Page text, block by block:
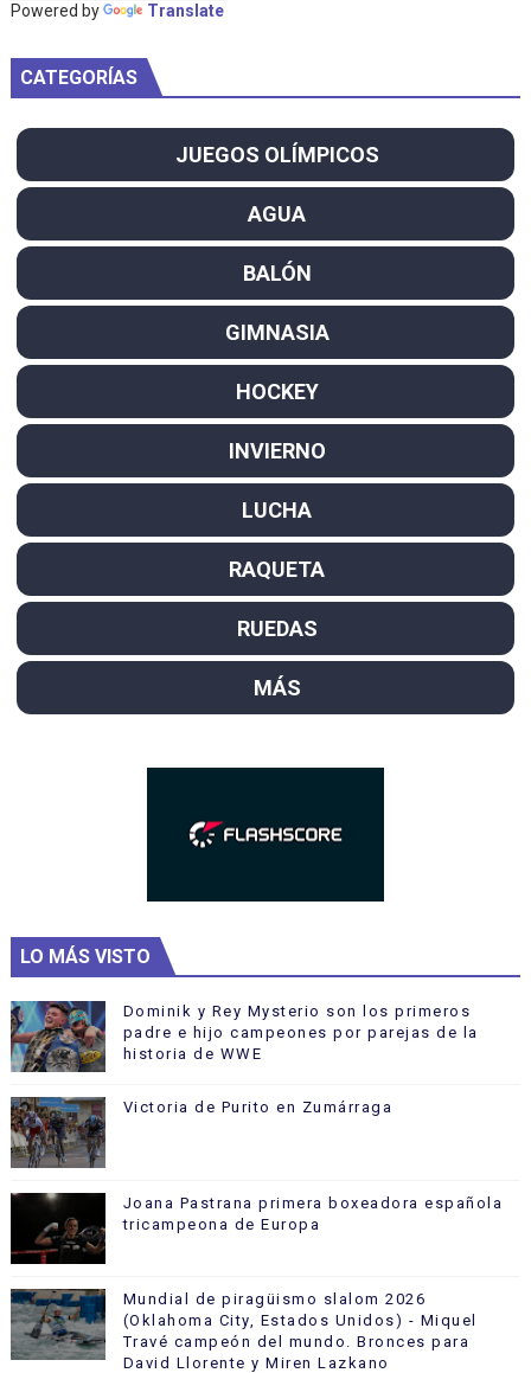
Powered by Translate
CATEGORÍAS
JUEGOS OLÍMPICOS
AGUA
BALÓN
GIMNASIA
HOCKEY
INVIERNO
LUCHA
RAQUETA
RUEDAS
MÁS
LO MÁS VISTO
Dominik y Rey Mysterio son los primeros
padre e hijo campeones por parejas de la
historia de WWE
Victoria de Purito en Zumárraga
Joana Pastrana primera boxeadora española
tricampeona de Europa
Mundial de piragüismo slalom 2026
(Oklahoma City, Estados Unidos) - Miquel
Travé campeón del mundo. Bronces para
David Llorente y Miren Lazkano